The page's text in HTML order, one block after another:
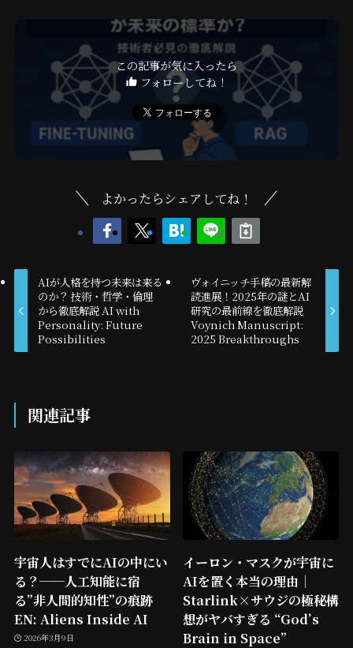
この記事が気に入ったら
フォローしてね！
よかったらシェアしてね！
AIが人格を持つ未来は来る
のか？ 技術・哲学・倫理
から徹底解説 AI with
Personality: Future
Possibilities
ヴォイニッチ手稿の最新解
読進展！2025年の謎とAI
研究の最前線を徹底解説
Voynich Manuscript:
2025 Breakthroughs
関連記事
宇宙人はすでにAIの中にい
る？──人工知能に宿
る”非人間的知性”の痕跡
EN: Aliens Inside AI
2026年3月9日
イーロン・マスクが宇宙に
AIを置く本当の理由｜
Starlink×サウジの極秘構
想がヤバすぎる “God’s
Brain in Space”